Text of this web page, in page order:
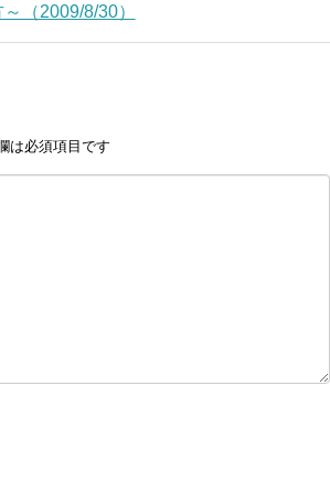
（2009/8/30）
は必須項目です